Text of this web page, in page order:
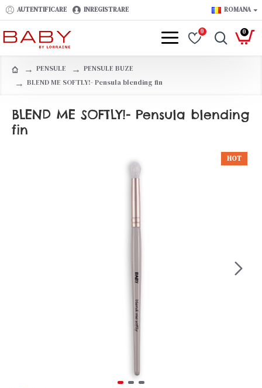
AUTENTIFICARE INREGISTRARE ROMANA
0 0
PENSULE
PENSULE BUZE
BLEND ME SOFTLY!- Pensula blending fin
BLEND ME SOFTLY!- Pensula blending
fin
HOT